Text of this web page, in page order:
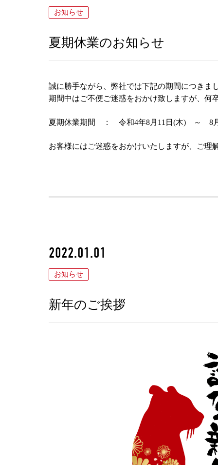
お知らせ
夏期休業のお知らせ
誠に勝手ながら、弊社では下記の期間につきま
期間中はご不便ご迷惑をおかけ致しますが、何
夏期休業期間 ： 令和4年8月11日(木) ～ 8
お客様にはご迷惑をおかけいたしますが、ご理
2022.01.01
お知らせ
新年のご挨拶